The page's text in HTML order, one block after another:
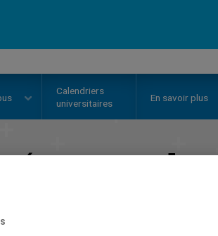
Calendriers
universitaires
En savoir plus
en